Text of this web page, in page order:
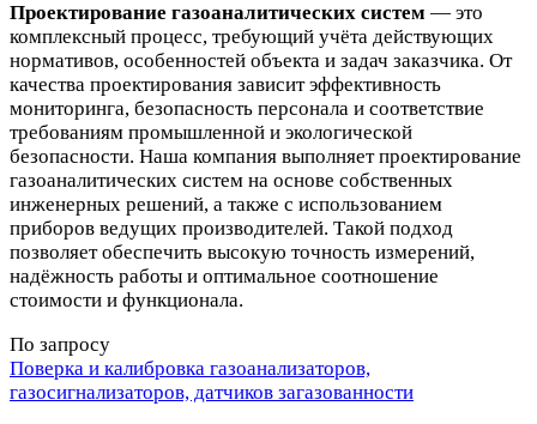
Проектирование газоаналитических систем — это
комплексный процесс, требующий учёта действующих
нормативов, особенностей объекта и задач заказчика. От
качества проектирования зависит эффективность
мониторинга, безопасность персонала и соответствие
требованиям промышленной и экологической
безопасности. Наша компания выполняет проектирование
газоаналитических систем на основе собственных
инженерных решений, а также с использованием
приборов ведущих производителей. Такой подход
позволяет обеспечить высокую точность измерений,
надёжность работы и оптимальное соотношение
стоимости и функционала.
По запросу
Поверка и калибровка газоанализаторов,
газосигнализаторов, датчиков загазованности